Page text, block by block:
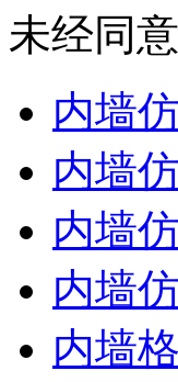
未经同
内墙
内墙
内墙
内墙
内墙